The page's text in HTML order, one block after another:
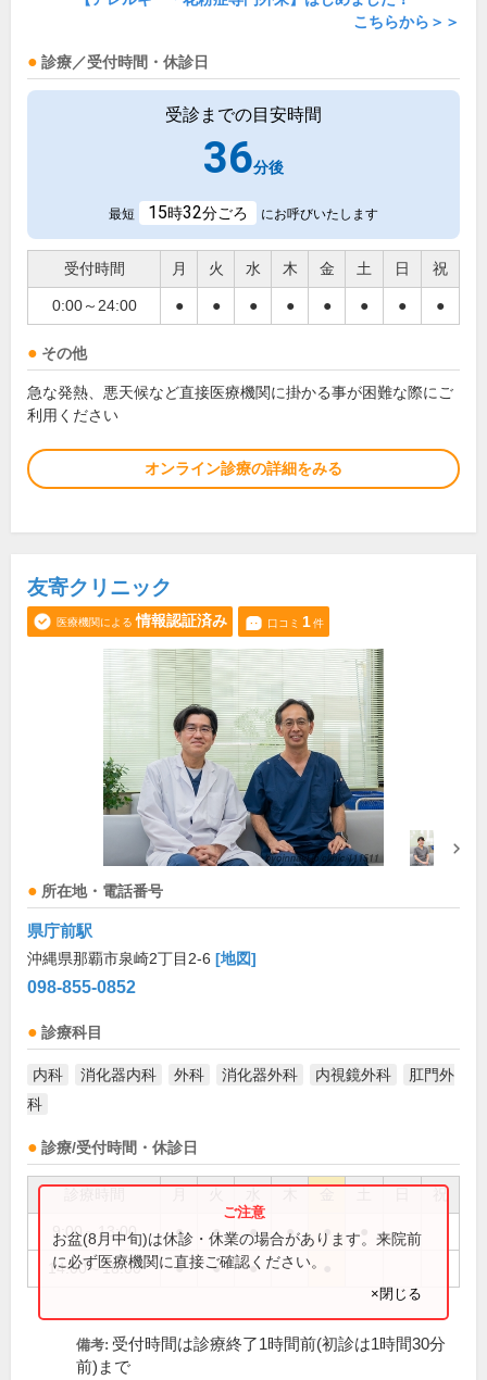
こちらから＞＞
診療／受付時間・休診日
受診までの目安時間
36分後
最短 15時32分ごろ にお呼びいたします
受付時間 月 火 水 木 金 土 日 祝
0:00～24:00 ● ● ● ● ● ● ● ●
その他
急な発熱、悪天候など直接医療機関に掛かる事が困難な際にご
利用ください
オンライン診療の詳細をみる
友寄クリニック
医療機関による 情報認証済み 口コミ 1件
所在地・電話番号
県庁前駅
沖縄県那覇市泉崎2丁目2-6 [地図]
098-855-0852
診療科目
内科 消化器内科 外科 消化器外科 内視鏡外科
肛門外
科
診療/受付時間・休診日
祝
9:00～13:00 ● ● ● ● ●
14:00～18:00 ● ● ●
お盆(8月中旬)は休診・休業の場合があります。来院前
に必ず医療機関に直接ご確認ください。
×閉じる
備考: 受付時間は診療終了1時間前(初診は1時間30分
前)まで